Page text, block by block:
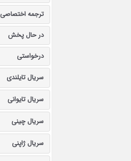
ترجمه اختصاصی
در حال پخش
درخواستی
سریال تایلندی
سریال تایوانی
سریال چینی
سریال ژاپنی